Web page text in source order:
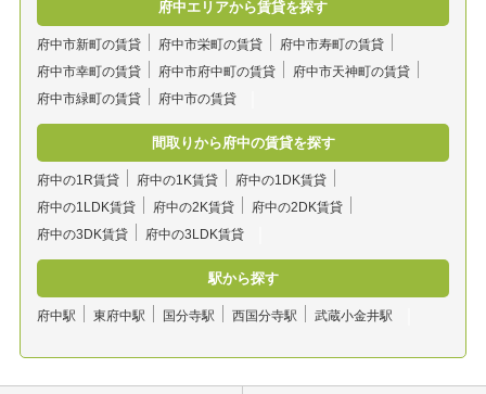
府中エリアから賃貸を探す
府中市新町の賃貸 府中市栄町の賃貸
府中市寿町の賃貸
府中市幸町の賃貸
府中市府中町の賃貸
府中市天神町の賃貸
府中市緑町の賃貸
府中市の賃貸
間取りから府中の賃貸を探す
府中の1R賃貸 府中の1K賃貸
府中の1DK賃貸
府中の1LDK賃貸
府中の2K賃貸
府中の2DK賃貸
府中の3DK賃貸
府中の3LDK賃貸
駅から探す
府中駅 東府中駅 国分寺駅 西国分寺駅 武蔵小金井駅